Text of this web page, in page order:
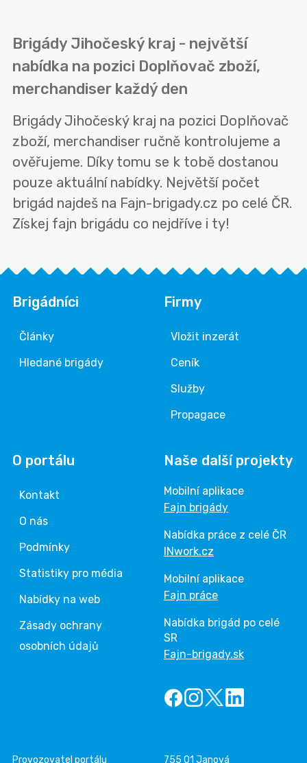
Brigády Jihočeský kraj - největší
nabídka na pozici Doplňovač zboží,
merchandiser každý den
Brigády Jihočeský kraj na pozici Doplňovač
zboží, merchandiser ručně kontrolujeme a
ověřujeme. Díky tomu se k tobě dostanou
pouze aktuální nabídky. Největší počet
brigád najdeš na Fajn-brigady.cz po celé ČR.
Získej fajn brigádu co nejdříve i ty!
Brigádníci
Články
Hledané brigády
Firmy
Vložit inzerát
Ceník
Služby
Propagace
O portálu
Kontakt
O nás
Podmínky
Statistiky pro média
Nabídky na web
Zásady ochrany
osobních údajů
Naše další projekty
Mobilní aplikace
Fajn brigády
Nabídka práce z celé ČR
INwork.cz
Mobilní aplikace
Fajn práce
Nabídka brigád po celé
SR
Fajn-brigady.sk
Provozovatel portálu 755 01 Janová